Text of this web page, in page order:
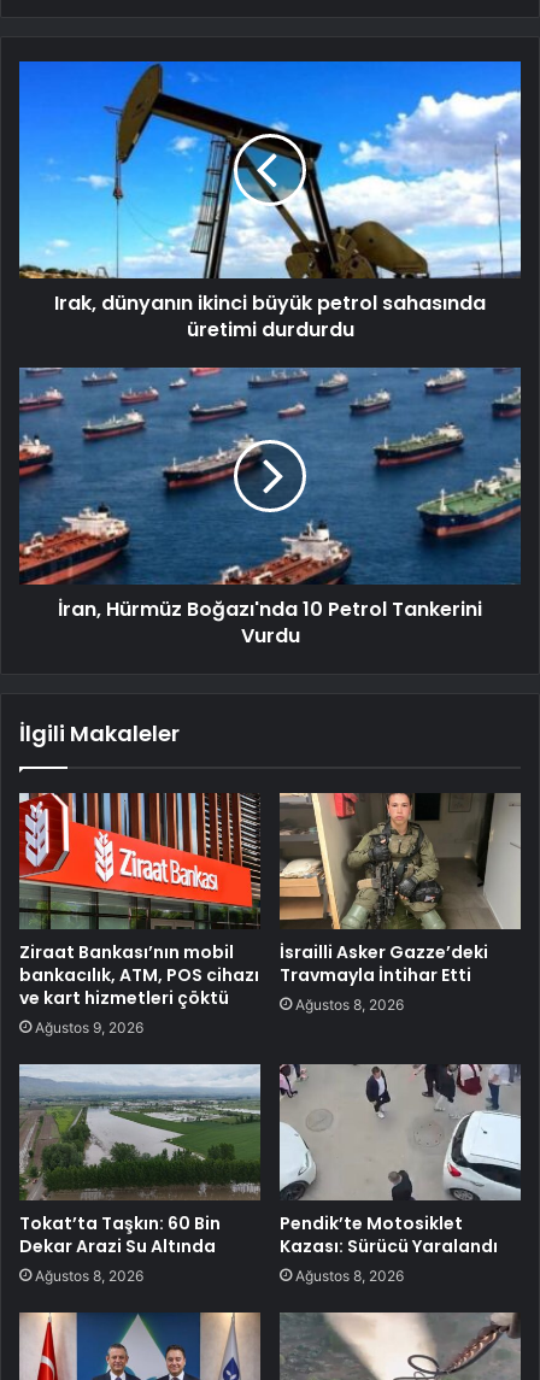
Irak, dünyanın ikinci büyük petrol sahasında
üretimi durdurdu
İran, Hürmüz Boğazı'nda 10 Petrol Tankerini
Vurdu
İlgili Makaleler
Ziraat Bankası’nın mobil
bankacılık, ATM, POS cihazı
ve kart hizmetleri çöktü
Ağustos 9, 2026
İsrailli Asker Gazze’deki
Travmayla İntihar Etti
Ağustos 8, 2026
Tokat’ta Taşkın: 60 Bin
Dekar Arazi Su Altında
Ağustos 8, 2026
Pendik’te Motosiklet
Kazası: Sürücü Yaralandı
Ağustos 8, 2026